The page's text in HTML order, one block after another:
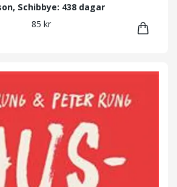
Schibbye: 438 dagar
85 kr